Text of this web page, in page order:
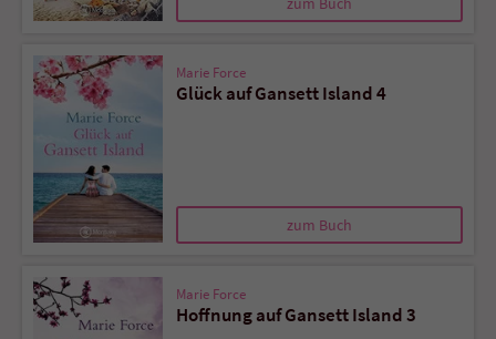
Marie Force
Glück auf Gansett Island 4
zum Buch
Marie Force
Hoffnung auf Gansett Island 3